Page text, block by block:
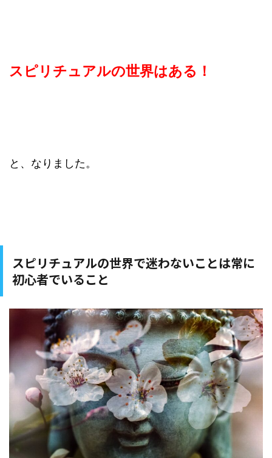
スピリチュアルの世界はある！
と、なりました。
スピリチュアルの世界で迷わないことは常に
初心者でいること